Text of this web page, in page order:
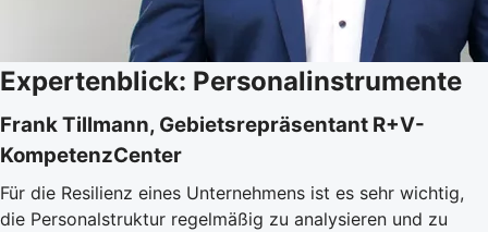
Expertenblick: Personalinstrumente
Frank Tillmann, Gebietsrepräsentant R+V-
KompetenzCenter
Für die Resilienz eines Unternehmens ist es sehr wichtig,
die Personalstruktur regelmäßig zu analysieren und zu